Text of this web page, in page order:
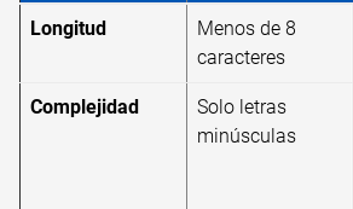
Longitud
Menos de 8
caracteres
Complejidad
Solo letras
minúsculas